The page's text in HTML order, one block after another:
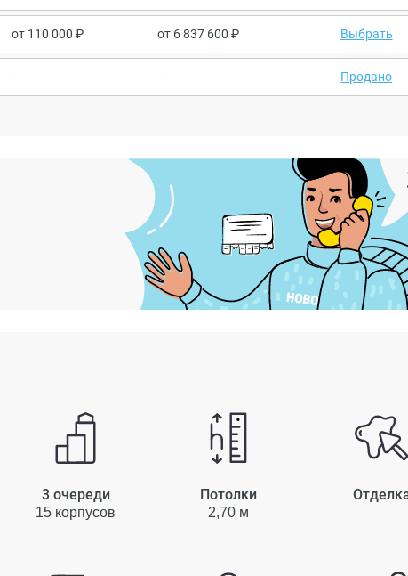
от 110 000 от 6 837 600 Выбрать
– – Продано
3 очереди
15 корпусов
Потолки
2,70 м